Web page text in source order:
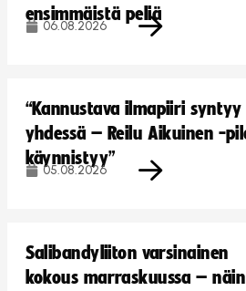
ensimmäistä peliä
06.08.2026
“Kannustava ilmapiiri syntyy
yhdessä – Reilu Aikuinen -
käynnistyy”
05.08.2026
Salibandyliiton varsinainen
kokous marraskuussa – näin